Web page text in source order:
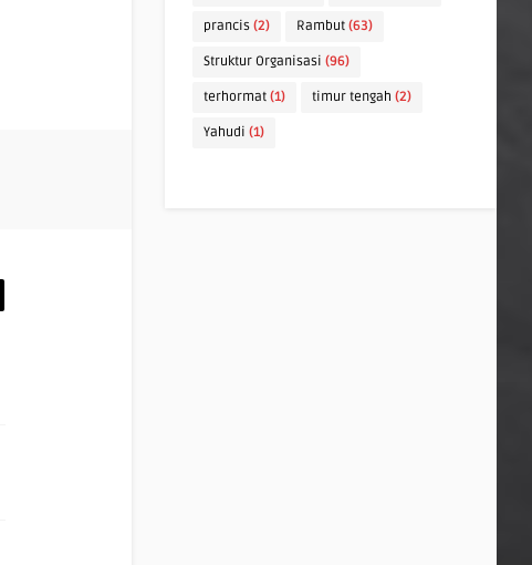
prancis (2) Rambut (63)
Struktur Organisasi (96)
terhormat (1) timur tengah (2)
Yahudi (1)